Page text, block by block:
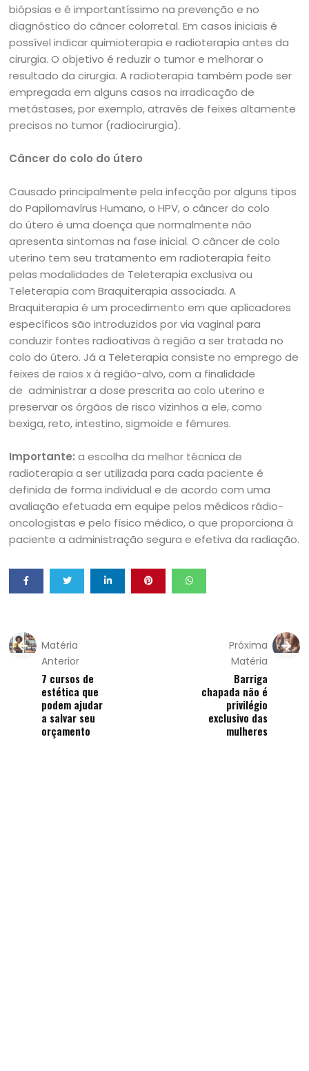
biópsias e é importantíssimo na prevenção e no
diagnóstico do câncer colorretal. Em casos iniciais é
possível indicar quimioterapia e radioterapia antes da
cirurgia. O objetivo é reduzir o tumor e melhorar o
resultado da cirurgia. A radioterapia também pode ser
empregada em alguns casos na irradicação de
metástases, por exemplo, através de feixes altamente
precisos no tumor (radiocirurgia).
Câncer do colo do útero
Causado principalmente pela infecção por alguns tipos
do Papilomavírus Humano, o HPV, o câncer do colo
do útero é uma doença que normalmente não
apresenta sintomas na fase inicial. O câncer de colo
uterino tem seu tratamento em radioterapia feito
pelas modalidades de Teleterapia exclusiva ou
Teleterapia com Braquiterapia associada. A
Braquiterapia é um procedimento em que aplicadores
específicos são introduzidos por via vaginal para
conduzir fontes radioativas à região a ser tratada no
colo do útero. Já a Teleterapia consiste no emprego de
feixes de raios x à região-alvo, com a finalidade
de administrar a dose prescrita ao colo uterino e
preservar os órgãos de risco vizinhos a ele, como
bexiga, reto, intestino, sigmoide e fêmures.
Importante:a escolha da melhor técnica de
radioterapia a ser utilizada para cada paciente é
definida de forma individual e de acordo com uma
avaliação efetuada em equipe pelos médicos rádio-
oncologistas e pelo físico médico, o que proporciona à
paciente a administração segura e efetiva da radiação.
Matéria
Anterior
7 cursos de
estética que
podem ajudar
a salvar seu
orçamento
Próxima
Matéria
Barriga
chapada não é
privilégio
exclusivo das
mulheres